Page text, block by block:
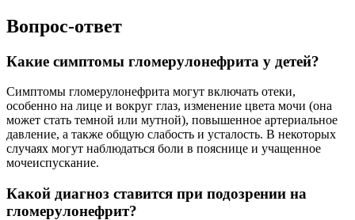
Вопрос-ответ
Какие симптомы гломерулонефрита у детей?
Симптомы гломерулонефрита могут включать отеки,
особенно на лице и вокруг глаз, изменение цвета мочи (она
может стать темной или мутной), повышенное артериальное
давление, а также общую слабость и усталость. В некоторых
случаях могут наблюдаться боли в пояснице и учащенное
мочеиспускание.
Какой диагноз ставится при подозрении на
гломерулонефрит?